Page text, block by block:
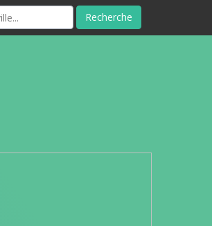
Recherche